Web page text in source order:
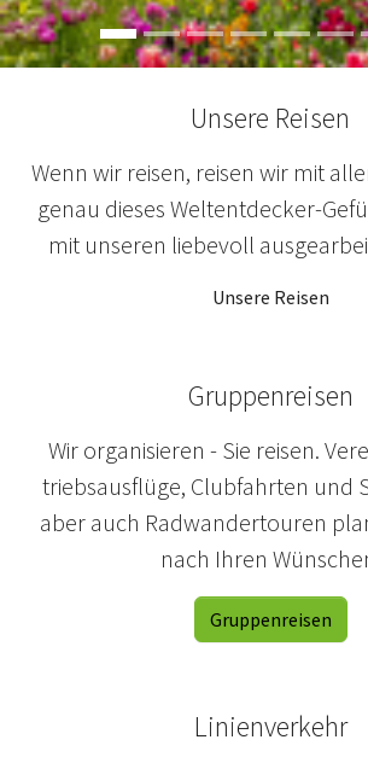
Unsere Reisen
Wenn wir reisen, reisen wir mit
genau dieses Weltentdecker-
mit unseren liebevoll
Unsere Reisen
Gruppenreisen
Wir organisieren - Sie reisen.
triebs­aus­flü­ge, Club­fahr­ten und
aber auch Rad­wan­der­tou­ren
nach Ihren
Gruppenreisen
Linienverkehr